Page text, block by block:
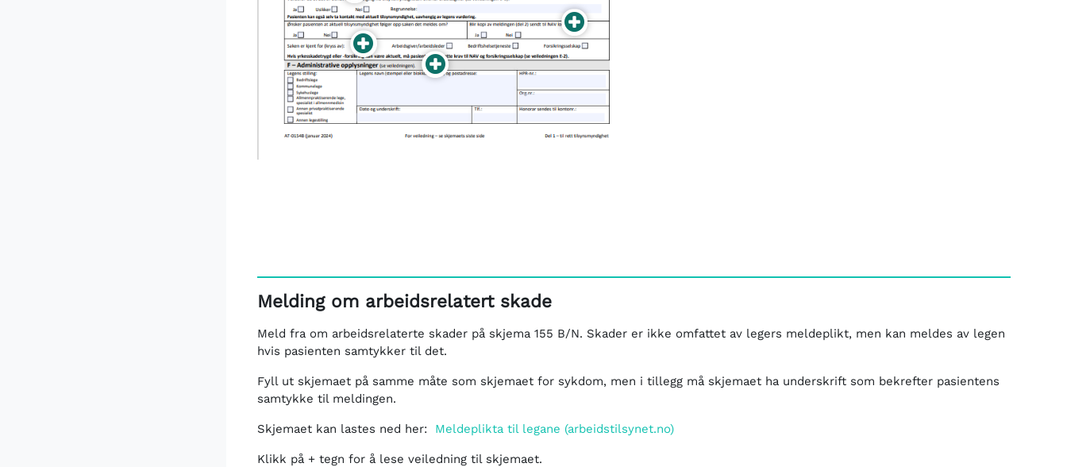
Melding om arbeidsrelatert skade
Meld fra om arbeidsrelaterte skader på skjema 155 B/N. Skader er ikke omfattet av legers meldeplikt, men kan meldes av legen
hvis pasienten samtykker til det.
Fyll ut skjemaet på samme måte som skjemaet for sykdom, men i tillegg må skjemaet ha underskrift som bekrefter pasientens
samtykke til meldingen.
Skjemaet kan lastes ned her: Meldeplikta til legane (arbeidstilsynet.no)
Klikk på + tegn for å lese veiledning til skjemaet.